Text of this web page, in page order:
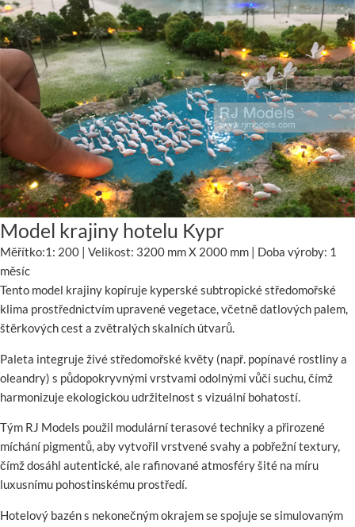
Model krajiny hotelu Kypr
Měřítko:1: 200 | Velikost: 3200 mm X 2000 mm | Doba výroby: 1
měsíc
Tento model krajiny kopíruje kyperské subtropické středomořské
klima prostřednictvím upravené vegetace, včetně datlových palem,
štěrkových cest a zvětralých skalních útvarů.
Paleta integruje živé středomořské květy (např. popínavé rostliny a
oleandry) s půdopokryvnými vrstvami odolnými vůči suchu, čímž
harmonizuje ekologickou udržitelnost s vizuální bohatostí.
Tým RJ Models použil modulární terasové techniky a přirozené
míchání pigmentů, aby vytvořil vrstvené svahy a pobřežní textury,
čímž dosáhl autentické, ale rafinované atmosféry šité na míru
luxusnímu pohostinskému prostředí.
Hotelový bazén s nekonečným okrajem se spojuje se simulovaným